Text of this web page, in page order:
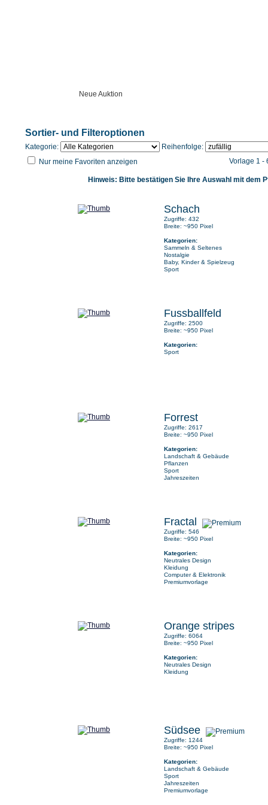
Neue Auktion
Sortier- und Filteroptionen
Kategorie:
Reihenfolge:
Nur meine Favoriten anzeigen
Vorlage 1 -
Hinweis: Bitte bestätigen Sie Ihre Auswahl mit dem
Schach
Zugriffe: 432
Breite: ~950 Pixel
Kategorien:
Sammeln & Seltenes
Nostalgie
Baby, Kinder & Spielzeug
Sport
Fussballfeld
Zugriffe: 2500
Breite: ~950 Pixel
Kategorien:
Sport
Forrest
Zugriffe: 2617
Breite: ~950 Pixel
Kategorien:
Landschaft & Gebäude
Pflanzen
Sport
Jahreszeiten
Fractal
Zugriffe: 546
Breite: ~950 Pixel
Kategorien:
Neutrales Design
Kleidung
Computer & Elektronik
Premiumvorlage
Orange stripes
Zugriffe: 6064
Breite: ~950 Pixel
Kategorien:
Neutrales Design
Kleidung
Südsee
Zugriffe: 1244
Breite: ~950 Pixel
Kategorien:
Landschaft & Gebäude
Sport
Jahreszeiten
Premiumvorlage